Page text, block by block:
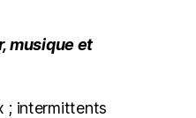
musique et
; intermittents